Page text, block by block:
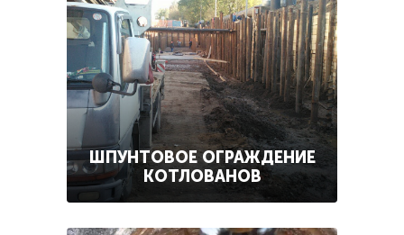
ШПУНТОВОЕ ОГРАЖДЕНИЕ
КОТЛОВАНОВ